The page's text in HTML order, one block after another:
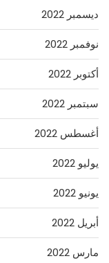
ديسمبر 2022
نوفمبر 2022
أكتوبر 2022
سبتمبر 2022
أغسطس 2022
يوليو 2022
يونيو 2022
أبريل 2022
مارس 2022